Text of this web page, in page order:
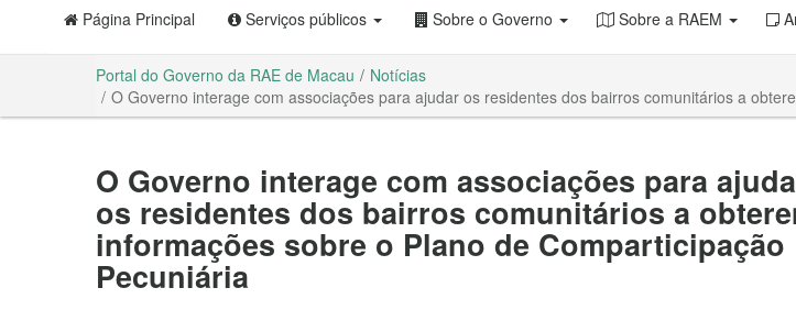
Página Principal Serviços públicos Sobre o Governo Sobre a RAEM
Portal do Governo da RAE de Macau
Notícias
O Governo interage com associações para ajudar os residentes dos bairros comunitários a
O Governo interage com associações para
os residentes dos bairros comunitários a
informações sobre o Plano de Comparticipação
Pecuniária